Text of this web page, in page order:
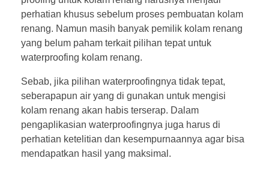
perhatian khusus sebelum proses pembuatan kolam
renang. Namun masih banyak pemilik kolam renang
yang belum paham terkait pilihan tepat untuk
waterproofing kolam renang.
Sebab, jika pilihan waterproofingnya tidak tepat,
seberapapun air yang di gunakan untuk mengisi
kolam renang akan habis terserap. Dalam
pengaplikasian waterproofingnya juga harus di
perhatian ketelitian dan kesempurnaannya agar bisa
mendapatkan hasil yang maksimal.